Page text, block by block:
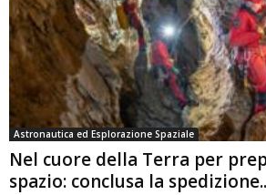
Astronautica ed Esplorazione Spaziale
Nel cuore della Terra per
spazio: conclusa la